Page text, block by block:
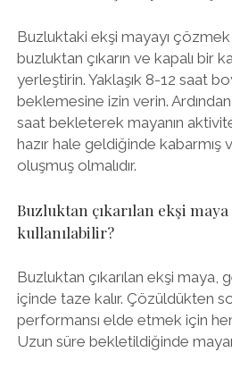
Buzluktaki ekşi mayayı
buzluktan çıkarın ve kapalı bir
yerleştirin. Yaklaşık 8-12 saat
beklemesine izin verin.
saat bekleterek mayanın
hazır hale geldiğinde kabarmış
oluşmuş olmalıdır.
Buzluktan çıkarılan ekşi
kullanılabilir?
Buzluktan çıkarılan ekşi maya,
içinde taze kalır. Çözüldükten
performansı elde etmek için
Uzun süre bekletildiğinde